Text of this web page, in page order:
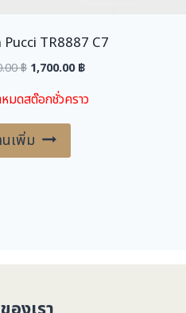
Pucci TR8887 C7
฿ Original
was:
3,000.00 ฿.
1,700.00฿
is:
มดสต๊อกชั่วคราว
นเพิ่ม